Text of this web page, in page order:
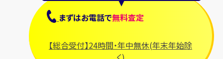
まずはお電話で無料査定
【総合受付】24時間・年中無休(年末年始除